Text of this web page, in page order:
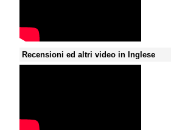
Recensioni ed altri video in Inglese